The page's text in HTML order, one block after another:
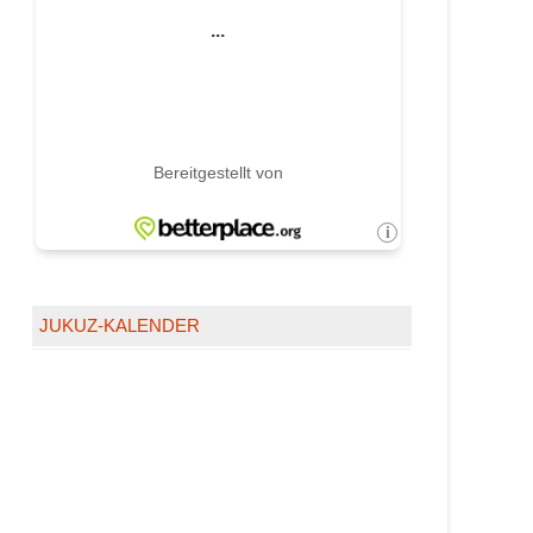
JUKUZ-KALENDER